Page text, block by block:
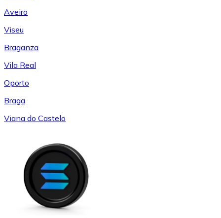
Aveiro
Viseu
Braganza
Vila Real
Oporto
Braga
Viana do Castelo